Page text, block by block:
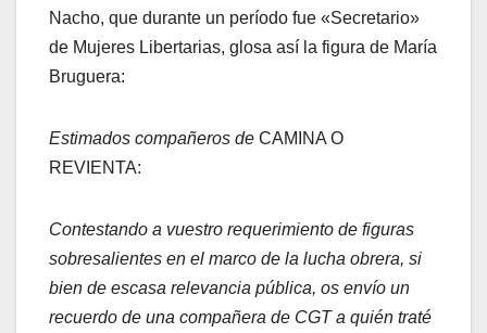
Nacho, que durante un período fue «Secretario»
de Mujeres Libertarias, glosa así la figura de María
Bruguera:
Estimados compañeros de CAMINA O
REVIENTA:
Contestando a vuestro requerimiento de figuras
sobresalientes en el marco de la lucha obrera, si
bien de escasa relevancia pública, os envío un
recuerdo de una compañera de CGT a quién traté